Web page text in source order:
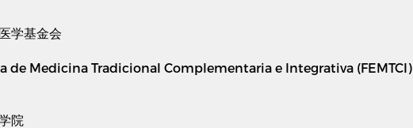
学基金会
de Medicina Tradicional Complementaria e Integrativa (FEMTCI)
院